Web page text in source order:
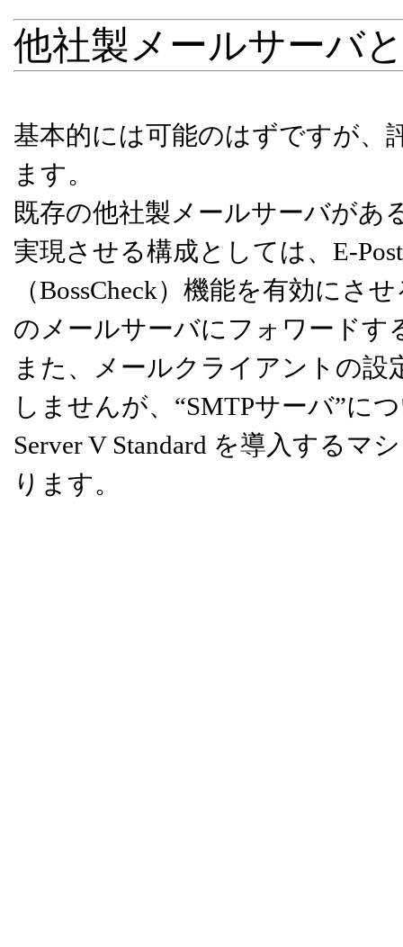
他社製メールサーバ
基本的には可能のはずですが、
ます。
既存の他社製メールサーバがあ
実現させる構成としては、E-
（BossCheck）機能を有効にさ
のメールサーバにフォワードす
また、メールクライアントの設
しませんが、“SMTPサーバ”に
Server V Standard を導入する
ります。